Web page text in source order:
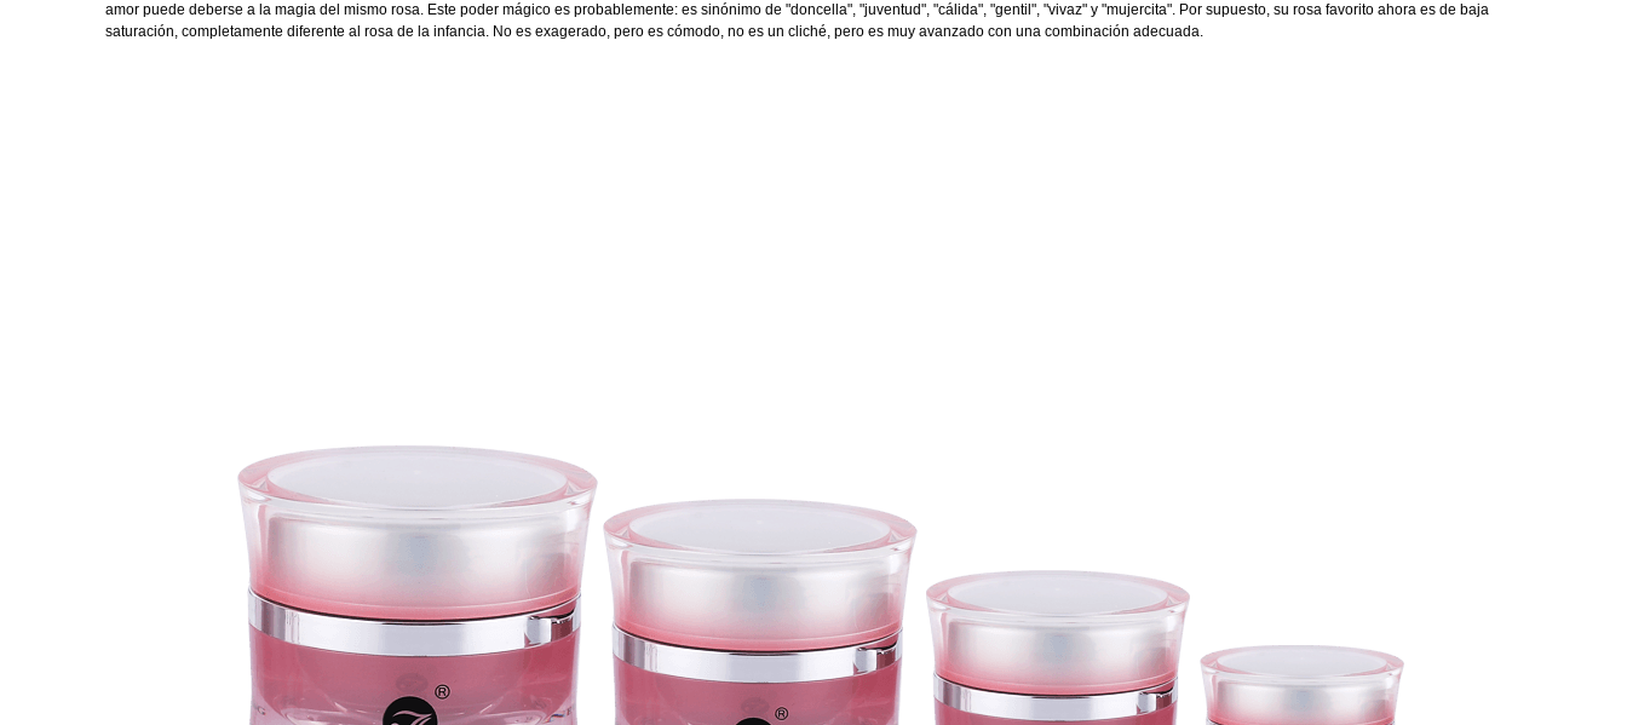
amor puede deberse a la magia del mismo rosa. Este poder mágico es probablemente: es sinónimo de "doncella", "juventud", "cálida", "gentil", "vivaz" y "mujercita". Por supuesto, su rosa favorito ahora es de baja
saturación, completamente diferente al rosa de la infancia. No es exagerado, pero es cómodo, no es un cliché, pero es muy avanzado con una combinación adecuada.